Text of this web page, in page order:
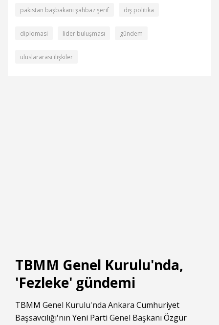
pakistan başbakanı şahbaz şerif dış politika
diplomasi lider buluşması gündem
uluslararası ilişkiler
TBMM Genel Kurulu'nda,
'Fezleke' gündemi
TBMM Genel Kurulu'nda Ankara Cumhuriyet
Başsavcılığı'nın Yeni Parti Genel Başkanı Özgür